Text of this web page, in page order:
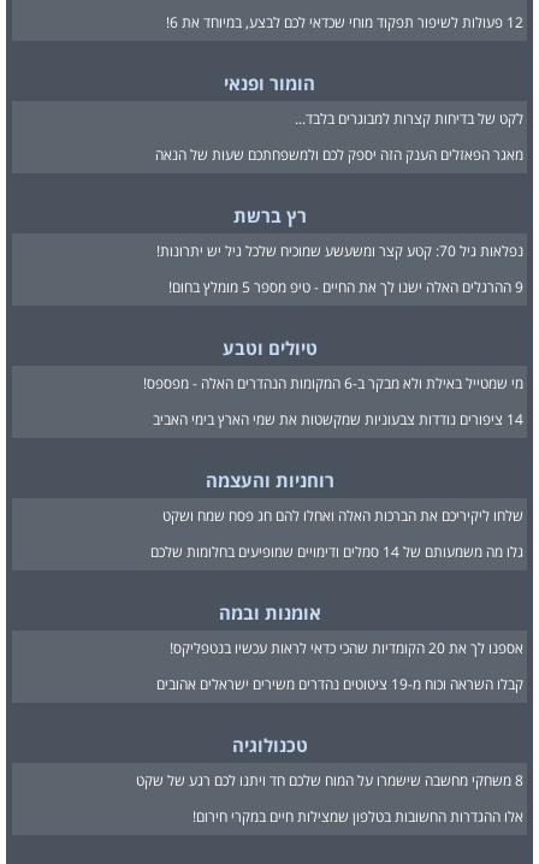
12 פעולות לשיפור תפקוד מוחי שכדאי לכם לבצע, במיוחד את 6!
הומור ופנאי
לקט של בדיחות קצרות למבוגרים בלבד...
מאגר הפאזלים הענק הזה יספק לכם ולמשפחתכם שעות של הנאה
רץ ברשת
נפלאות גיל 70: קטע קצר ומשעשע שמוכיח שלכל גיל יש יתרונות!
9 ההרגלים האלה ישנו לך את החיים - טיפ מספר 5 מומלץ בחום!
טיולים וטבע
מי שמטייל באילת ולא מבקר ב-6 המקומות הנהדרים האלה - מפספס!
14 ציפורים נודדות צבעוניות שמקשטות את שמי הארץ בימי האביב
רוחניות והעצמה
שלחו ליקיריכם את הברכות האלה ואחלו להם חג פסח שמח ושקט
גלו מה משמעותם של 14 סמלים ודימויים שמופיעים בחלומות שלכם
אומנות ובמה
אספנו לך את 20 הקומדיות שהכי כדאי לראות עכשיו בנטפליקס!
קבלו השראה וכוח מ-19 ציטוטים נהדרים משירים ישראלים אהובים
טכנולוגיה
8 משחקי מחשבה שישמרו על המוח שלכם חד ויתנו לכם רגע של שקט
אלו ההגדרות החשובות בטלפון שמצילות חיים במקרי חירום!